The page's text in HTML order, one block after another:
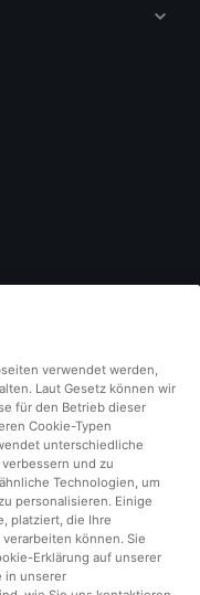
verwendet werden,
Laut Gesetz können wir
für den Betrieb dieser
Cookie-Typen
unterschiedliche
und zu
Technologien, um
personalisieren. Einige
platziert, die Ihre
können. Sie
Erklärung auf unserer
in unserer